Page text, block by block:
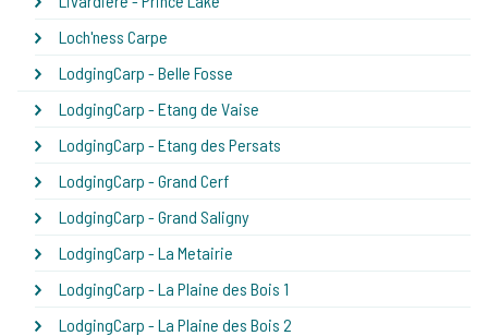
Loch'ness Carpe
LodgingCarp - Belle Fosse
LodgingCarp - Etang de Vaise
LodgingCarp - Etang des Persats
LodgingCarp - Grand Cerf
LodgingCarp - Grand Saligny
LodgingCarp - La Metairie
LodgingCarp - La Plaine des Bois 1
LodgingCarp - La Plaine des Bois 2